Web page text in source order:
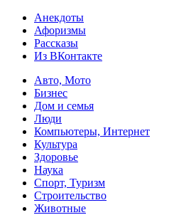
Анекдоты
Афоризмы
Рассказы
Из ВКонтакте
Авто, Мото
Бизнес
Дом и семья
Люди
Компьютеры, Интернет
Культура
Здоровье
Наука
Спорт, Туризм
Строительство
Животные